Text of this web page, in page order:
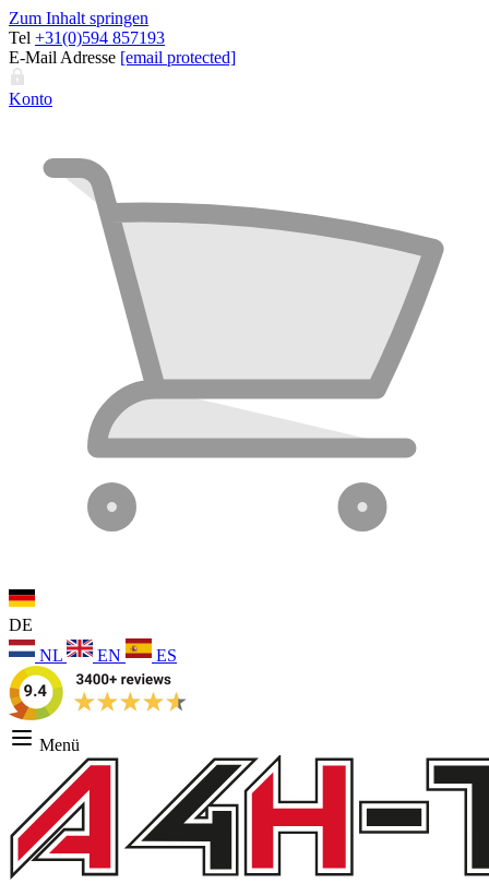
Zum Inhalt springen
Tel +31(0)594 857193
E-Mail Adresse [email protected]
Konto
DE
NL
EN ES
Menü